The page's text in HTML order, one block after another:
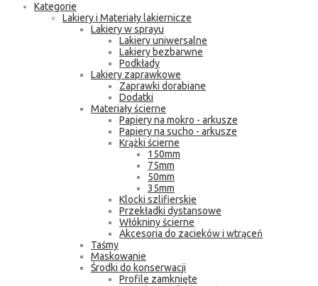
Kategorie
Lakiery i Materiały lakiernicze
Lakiery w sprayu
Lakiery uniwersalne
Lakiery bezbarwne
Podkłady
Lakiery zaprawkowe
Zaprawki dorabiane
Dodatki
Materiały ścierne
Papiery na mokro - arkusze
Papiery na sucho - arkusze
Krążki ścierne
150mm
75mm
50mm
35mm
Klocki szlifierskie
Przekładki dystansowe
Włókniny ścierne
Akcesoria do zacieków i wtrąceń
Taśmy
Maskowanie
Środki do konserwacji
Profile zamknięte